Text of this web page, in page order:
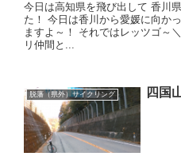
今日は高知県を飛び出して 香川
た！ 今日は香川から愛媛に向か
ますよ～！ それではレッツゴ～
リ仲間と...
脱藩（県外）サイクリング 四国